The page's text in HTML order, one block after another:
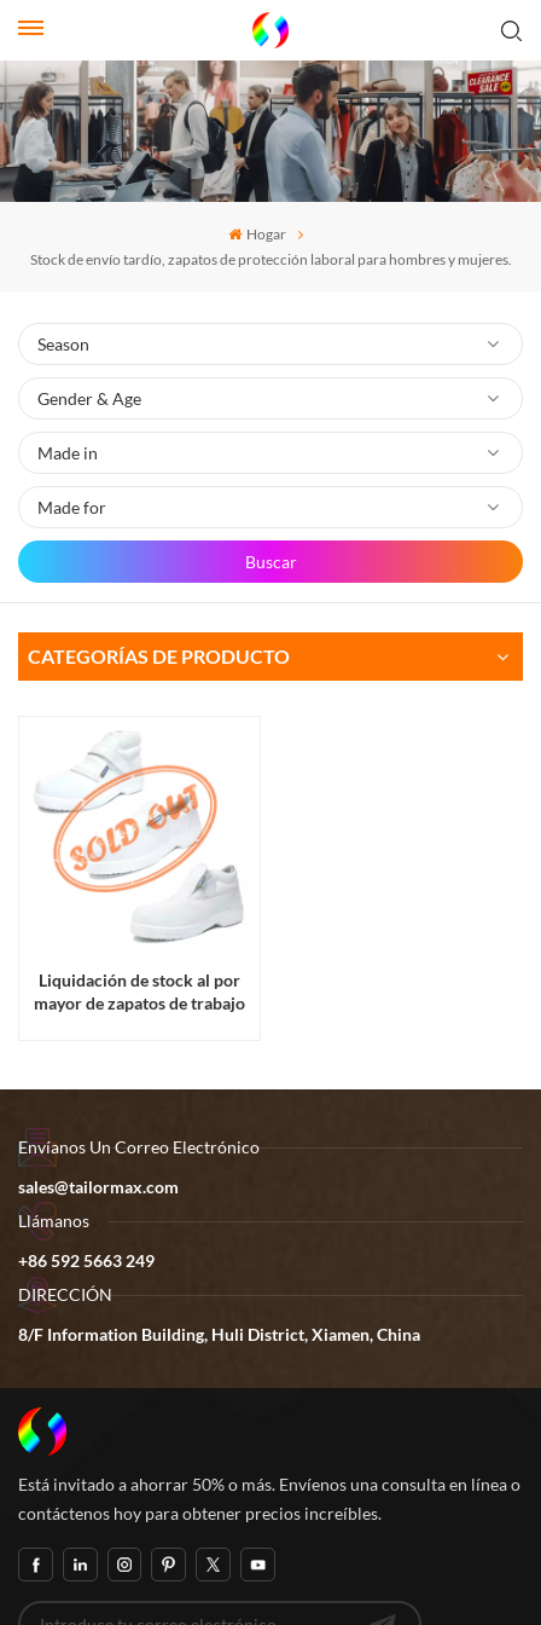
Hogar
Stock de envío tardío, zapatos de protección laboral para hombres y mujeres.
Buscar
CATEGORÍAS DE PRODUCTO
Liquidación de stock al por
mayor de zapatos de trabajo
Envíanos Un Correo Electrónico
sales@tailormax.com
Llámanos
+86 592 5663 249
DIRECCIÓN
8/F Information Building, Huli District, Xiamen, China
Está invitado a ahorrar 50% o más. Envíenos una consulta en línea o
contáctenos hoy para obtener precios increíbles.